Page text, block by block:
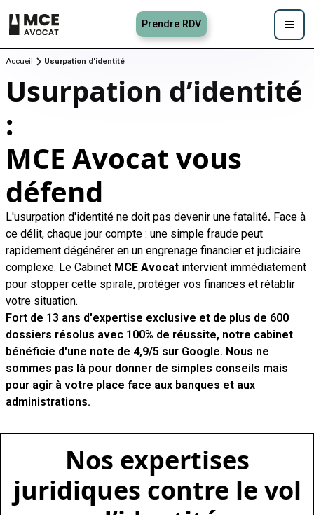
Prendre RDV
Accueil Usurpation d'identité
Usurpation d’identité
:
MCE Avocat vous
défend
L'usurpation d'identité ne doit pas devenir une fatalité. Face à
ce délit, chaque jour compte : une simple fraude peut
rapidement dégénérer en un engrenage financier et judiciaire
complexe. Le Cabinet MCE Avocat intervient immédiatement
pour stopper cette spirale, protéger vos finances et rétablir
votre situation.
Fort de 13 ans d'expertise exclusive et de plus de 600
dossiers résolus avec 100% de réussite, notre cabinet
bénéficie d'une note de 4,9/5 sur Google. Nous ne
sommes pas là pour donner de simples conseils mais
pour agir à votre place face aux banques et aux
administrations.
Nos expertises
juridiques contre le vol